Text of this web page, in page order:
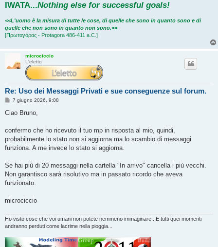
IWATA...Nothing else for successful goals!
<<L'uomo è la misura di tutte le cose, di quelle che sono in quanto sono e di
quelle che non sono in quanto non sono.>>
[Πρωταγόρας - Protagora 486-411 a.C.]
microciccio
L'eletto
Re: Uso dei Messaggi Privati e sue conseguenze sul forum.
M
s
g
i
o
7 giugno 2026, 9:08
Ciao Bruno,
confermo che ho ricevuto il tuo mp in risposta al mio, quindi,
probabilmente lo stato non si aggiorna ma lo scambio di messaggi
funziona. A me invece lo stato si aggiorna.
Se hai più di 20 messaggi nella cartella "In arrivo" cancella i più vecchi.
Non garantisco sarà risolutivo ma in passato ricordo che aveva
funzionato.
microciccio
Ho visto cose che voi umani non potete nemmeno immaginare...E tutti quei momenti
andranno perduti come lacrime nella pioggia...